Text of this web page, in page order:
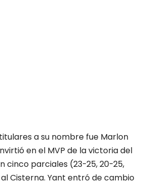
a su nombre fue Marlon
en el MVP de la victoria del
cinco parciales (23-25, 20-25,
al Cisterna. Yant entró de cambio